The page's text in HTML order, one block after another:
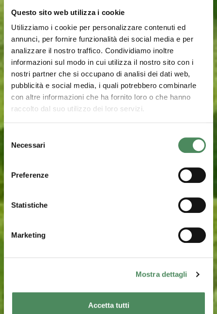
Questo sito web utilizza i cookie
Utilizziamo i cookie per personalizzare contenuti ed
annunci, per fornire funzionalità dei social media e per
analizzare il nostro traffico. Condividiamo inoltre
informazioni sul modo in cui utilizza il nostro sito con i
nostri partner che si occupano di analisi dei dati web,
pubblicità e social media, i quali potrebbero combinarle
con altre informazioni che ha fornito loro o che hanno
raccolto dal suo utilizzo dei loro servizi.
delNecessari
Preferenze
Statistiche
Marketing
Mostra dettagli
Accetta tutti